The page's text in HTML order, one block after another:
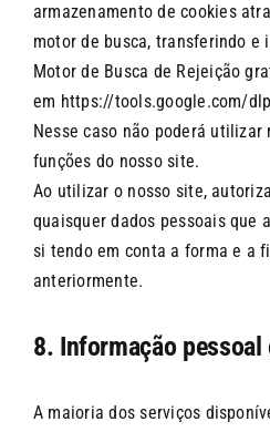
armazenamento de cookies
motor de busca, transferindo e
Motor de Busca de Rejeição
em https://tools.google.com/
Nesse caso não poderá
funções do nosso site.
Ao utilizar o nosso site,
quaisquer dados pessoais que
si tendo em conta a forma e a
anteriormente.
8. Informação pessoal
A maioria dos serviços